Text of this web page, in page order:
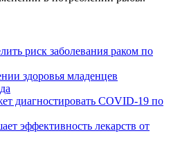
риск заболевания раком по
здоровья младенцев
диагностировать COVID-19 по
эффективность лекарств от